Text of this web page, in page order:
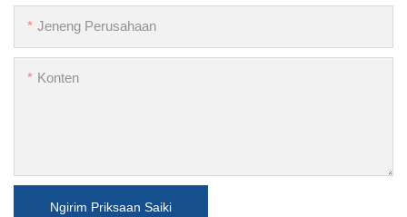
Jeneng Perusahaan
Konten
Ngirim Priksaan Saiki